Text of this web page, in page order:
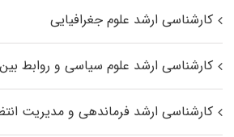
کارشناسی ارشد علوم جغرافیایی
کارشناسی ارشد علوم سیاسی و روابط
کارشناسی ارشد فرماندهی و مدیریت